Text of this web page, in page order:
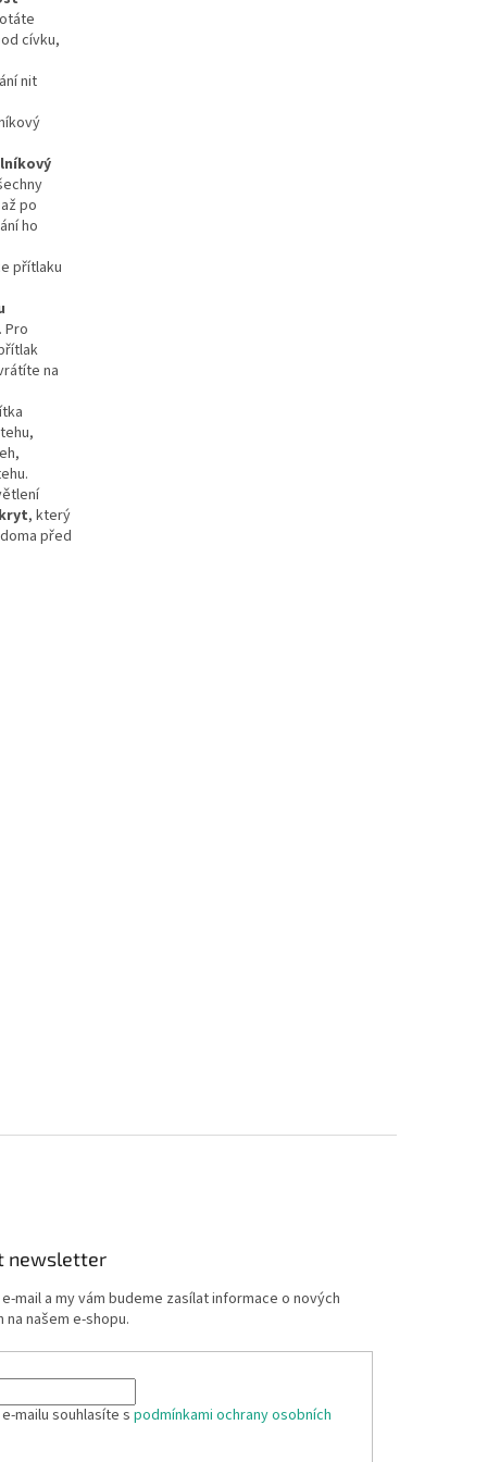
cívku,
nit
po
ho
Pro
na
, který
před
newsletter
mail a my vám budeme zasílat informace o nových
našem e-shopu.
mailu souhlasíte spodmínkami ochrany osobních